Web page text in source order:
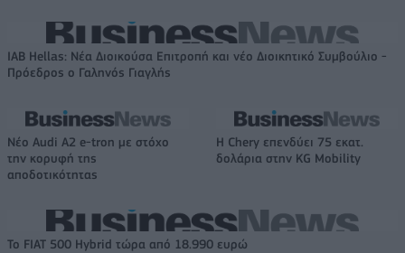
IAB Hellas: Νέα Διοικούσα Επιτροπή και νέο Διοικητικό Συμβούλιο -
Πρόεδρος ο Γαληνός Γιαγλής
Νέο Audi A2 e-tron με στόχο
την κορυφή της
αποδοτικότητας
Η Chery επενδύει 75 εκατ.
δολάρια στην KG Mobility
Το FIAT 500 Hybrid τώρα από 18.990 ευρώ